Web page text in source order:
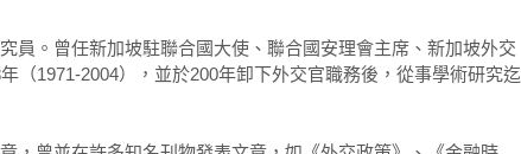
就成為孤兒。
有自己的小孩，無法分出時間來照顧他。這就是為什麼他的姊姊
狂野西部」的新加坡，讓他在那裡一家信德人的紡織店當苦工。
員。曾任新加坡駐聯合國大使、聯合國安理會主席、新加坡外交
（1971-2004），並於200年卸下外交官職務後，從事學術研究迄